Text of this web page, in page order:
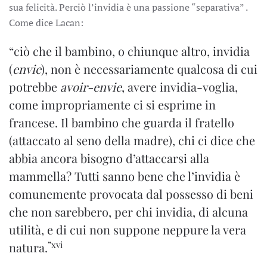
sua felicità. Perciò l’invidia è una passione “separativa” .
Come dice Lacan:
“ciò che il bambino, o chiunque altro, invidia
(envie), non è necessariamente qualcosa di cui
potrebbe avoir-envie, avere invidia-voglia,
come impropriamente ci si esprime in
francese. Il bambino che guarda il fratello
(attaccato al seno della madre), chi ci dice che
abbia ancora bisogno d’attaccarsi alla
mammella? Tutti sanno bene che l’invidia è
comunemente provocata dal possesso di beni
che non sarebbero, per chi invidia, di alcuna
utilità, e di cui non suppone neppure la vera
natura.”xvi